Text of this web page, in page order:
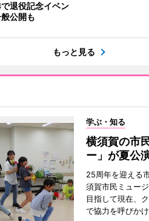
退役記念イベン
公開も
もっと見る
学ぶ・知る
横須賀の市
ー」が夏公
25周年を迎える
須賀市民ミュー
目指して現在、
で協力を呼びかけ